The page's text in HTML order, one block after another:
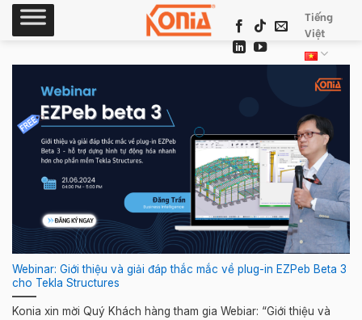
Skip
Tiếng
Việt
Webinar: Giới thiệu và giải đáp thắc mắc về plug-in EZPeb Beta 3
cho Tekla Structures
Konia xin mời Quý Khách hàng tham gia Webiar: “Giới thiệu và